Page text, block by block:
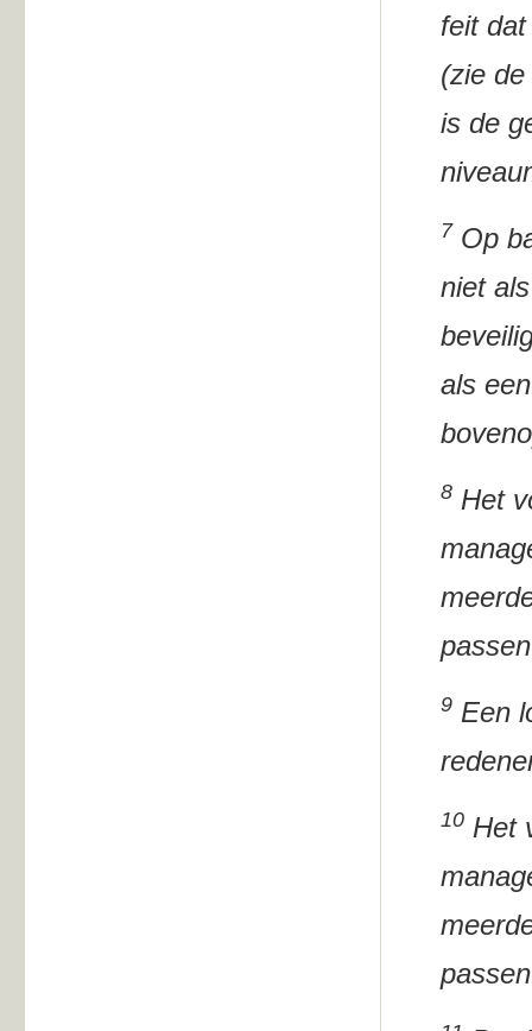
feit
(zie
is de
7 Op
niet
als
8 Het
9 Een
10 Het